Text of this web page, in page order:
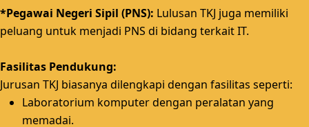
*Pegawai Negeri Sipil (PNS): Lulusan TKJ juga memiliki
peluang untuk menjadi PNS di bidang terkait IT.
Fasilitas Pendukung:
Jurusan TKJ biasanya dilengkapi dengan fasilitas seperti:
Laboratorium komputer dengan peralatan yang
memadai.